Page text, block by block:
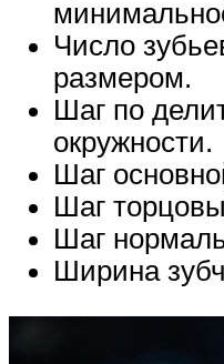
Число
размером.
Шаг по
окружности.
Шаг
Шаг
Шаг
Ширина